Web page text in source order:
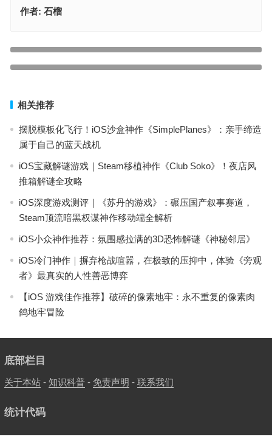
作者: 石榴
苹果iOS游戏推荐：「航天模拟器」- 完整版全DLC，亲手打造火箭征
相关推荐
摆脱模板化飞行！iOS沙盒神作《SimplePlanes》：亲手缔造
属于自己的蓝天战机
iOS宝藏解谜游戏｜Steam移植神作《Club Soko》！夜店风
推箱解谜全攻略
iOS深度游戏测评｜《苏丹的游戏》：碾压国产叙事赛道，
Steam顶流暗黑权谋神作移动端全解析
iOS小众神作推荐：氛围感拉满的3D恐怖解谜《神秘邻居》
iOS冷门神作｜摒弃枪战喧嚣，在极致的压抑中，体验《旁观
者》最真实的人性善恶博弈
【iOS 游戏佳作推荐】破碎的像素地牢：永不重复的像素肉
鸽地牢冒险
底部栏目
关于本站- 知识科普- 免责声明 - 联系我们
统计代码